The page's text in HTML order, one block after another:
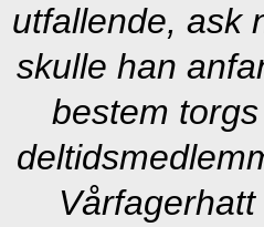
utfallende, ask
skulle han
bestem